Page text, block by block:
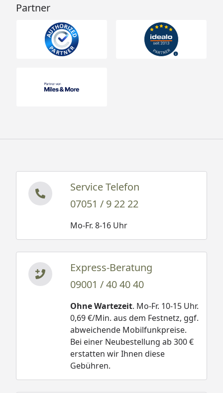
Partner
Service Telefon
07051 / 9 22 22
Mo-Fr. 8-16 Uhr
Express-Beratung
09001 / 40 40 40
Ohne Wartezeit. Mo-Fr. 10-15 Uhr.
0,69 €/Min. aus dem Festnetz, ggf.
abweichende Mobilfunkpreise.
Bei einer Neubestellung ab 300 €
erstatten wir Ihnen diese
Gebühren.